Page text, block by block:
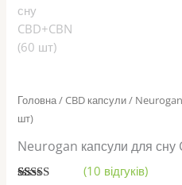
Головна/CBD капсули/
шт)
Neurogan капсули для сну
(10 відгуків)